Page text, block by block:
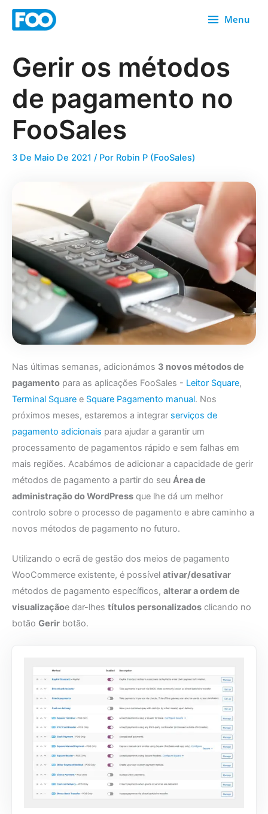
Saltar
conteúdo
Menu
Gerir os métodos
de pagamento no
FooSales
3 De Maio De 2021 / Por Robin P (FooSales)
Nas últimas semanas, adicionámos 3 novos métodos de
pagamento para as aplicações FooSales - Leitor Square,
Terminal Square e Square Pagamento manual. Nos
próximos meses, estaremos a integrar serviços de
pagamento adicionais para ajudar a garantir um
processamento de pagamentos rápido e sem falhas em
mais regiões. Acabámos de adicionar a capacidade de gerir
métodos de pagamento a partir do seu Área de
administração do WordPress que lhe dá um melhor
controlo sobre o processo de pagamento e abre caminho a
novos métodos de pagamento no futuro.
Utilizando o ecrã de gestão dos meios de pagamento
WooCommerce existente, é possível ativar/desativar
métodos de pagamento específicos, alterar a ordem de
visualizaçãoe dar-lhes títulos personalizados clicando no
botão Gerir botão.